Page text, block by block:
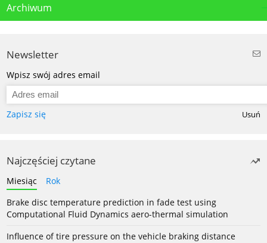
Archiwum
Newsletter
Wpisz swój adres email
Zapisz się Usuń
Najczęściej czytane
Miesiąc
Rok
Brake disc temperature prediction in fade test using
Computational Fluid Dynamics aero-thermal simulation
Influence of tire pressure on the vehicle braking distance